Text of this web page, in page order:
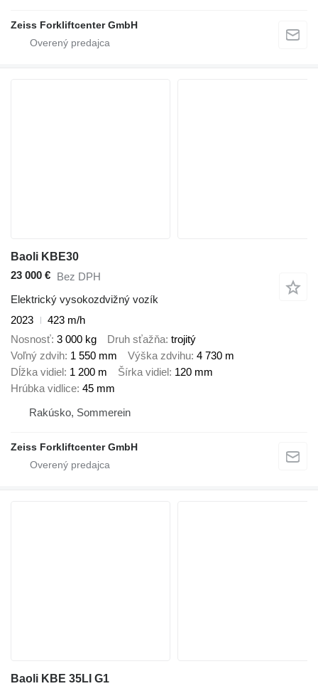
Zeiss Forkliftcenter GmbH
Baoli KBE30
23 000 € Bez DPH
Elektrický vysokozdvižný vozík
2023
423 m/h
Nosnosť 3 000 kg Druh sťažňa trojitý
Voľný zdvih 1 550 mm Výška zdvihu 4 730 m
Dĺžka vidiel 1 200 m Šírka vidiel 120 mm
Hrúbka vidlice 45 mm
Rakúsko, Sommerein
Zeiss Forkliftcenter GmbH
Baoli KBE 35LI G1